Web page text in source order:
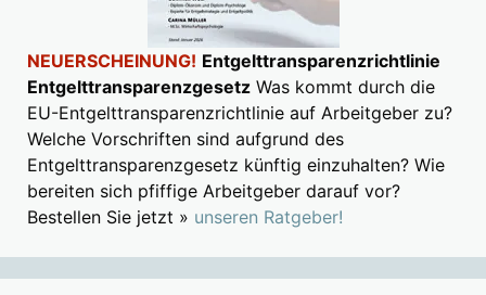
NEUERSCHEINUNG! Entgelttransparenzrichtlinie
Entgelttransparenzgesetz Was kommt durch die
EU-Entgelttransparenzrichtlinie auf Arbeitgeber zu?
Welche Vorschriften sind aufgrund des
Entgelttransparenzgesetz künftig einzuhalten? Wie
bereiten sich pfiffige Arbeitgeber darauf vor?
Bestellen Sie jetzt » unseren Ratgeber!